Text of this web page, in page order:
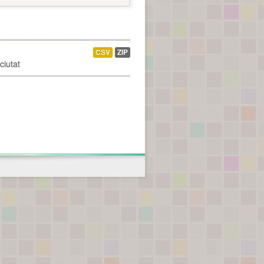
CSV ZIP